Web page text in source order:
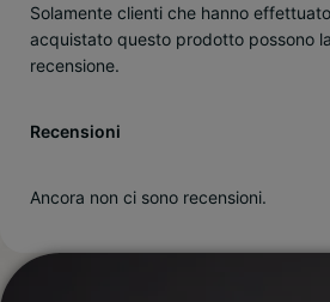
Recensioni
Ancora non ci sono recensioni.
Solamente clienti che hanno
acquistato questo prodotto possono
recensione.